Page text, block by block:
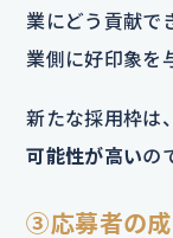
業にどう貢献で
業側に好印象を
新たな採用枠は、
可能性が高いの
③応募者の成